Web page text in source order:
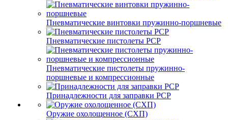
Пневматические винтовки пружинно-поршневые
Пневматические пистолеты PCP
Пневматические пистолеты пружинно-
поршневые и компрессионные
Принадлежности для заправки PCP
Оружие охолощенное (СХП)